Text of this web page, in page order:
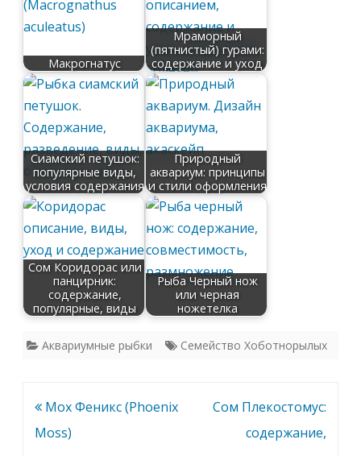
Макрогнатус
Мраморный
(пятнистый) гурами:
содержание и уход
Сиамский петушок:
популярные виды,
условия содержания
Природный
аквариум: принципы
и стили оформления
Сом Коридорас или
панцирник:
содержание,
популярные, виды
Рыба Черный нож
или черная
ножетелка
Аквариумные рыбки Семейство Хоботнорылых
Навигация
по
Мох Феникс (Phoenix
Moss)
Сом Плекостомус:
содержание,